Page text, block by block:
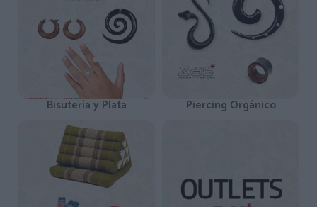
Bisutería y Plata Piercing Orgánico